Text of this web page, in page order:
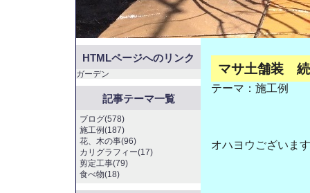
マサ土舗装
テーマ： 施工例
オハヨウございま
HTMLページへのリンク
ガーデン
記事テーマ一覧
ブログ(578)
施工例(187)
花、木の事(96)
カリグラフィー(17)
剪定工事(79)
食べ物(18)